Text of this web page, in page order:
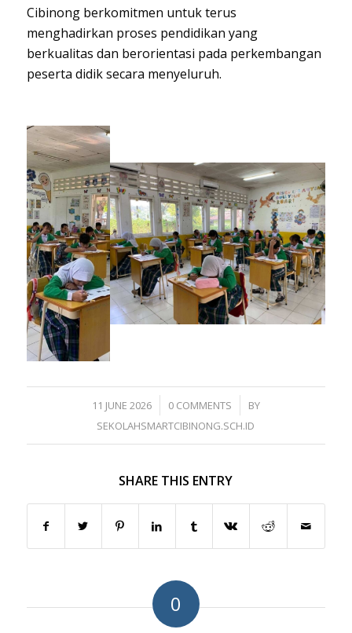
Cibinong berkomitmen untuk terus
menghadirkan proses pendidikan yang
berkualitas dan berorientasi pada perkembangan
peserta didik secara menyeluruh.
11 JUNE 2026
/ 0 COMMENTS
/
BY
SEKOLAHSMARTCIBINONG.SCH.ID
SHARE THIS ENTRY
0